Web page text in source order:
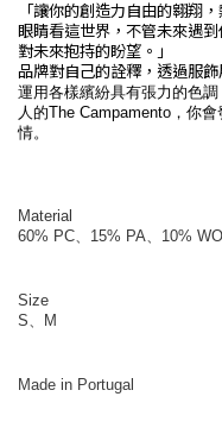
「讓你的創造力自由的翱翔
眼睛看這世界，不管未來遇
對未來抱持的盼望。」
品牌對自己的詮釋，透過服飾
運用各樣繽紛具有張力的色
人的The Campamento ，你
情。
Material
60% PC、15% PA、 10% WO
Size
S、M
Made in Portugal